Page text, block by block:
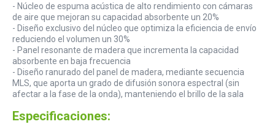
- Núcleo de espuma acústica de alto rendimiento con cámaras
de aire que mejoran su capacidad absorbente un 20%
- Diseño exclusivo del núcleo que optimiza la eficiencia de envío
reduciendo el volumen un 30%
- Panel resonante de madera que incrementa la capacidad
absorbente en baja frecuencia
- Diseño ranurado del panel de madera, mediante secuencia
MLS, que aporta un grado de difusión sonora espectral (sin
afectar a la fase de la onda), manteniendo el brillo de la sala
Especificaciones: